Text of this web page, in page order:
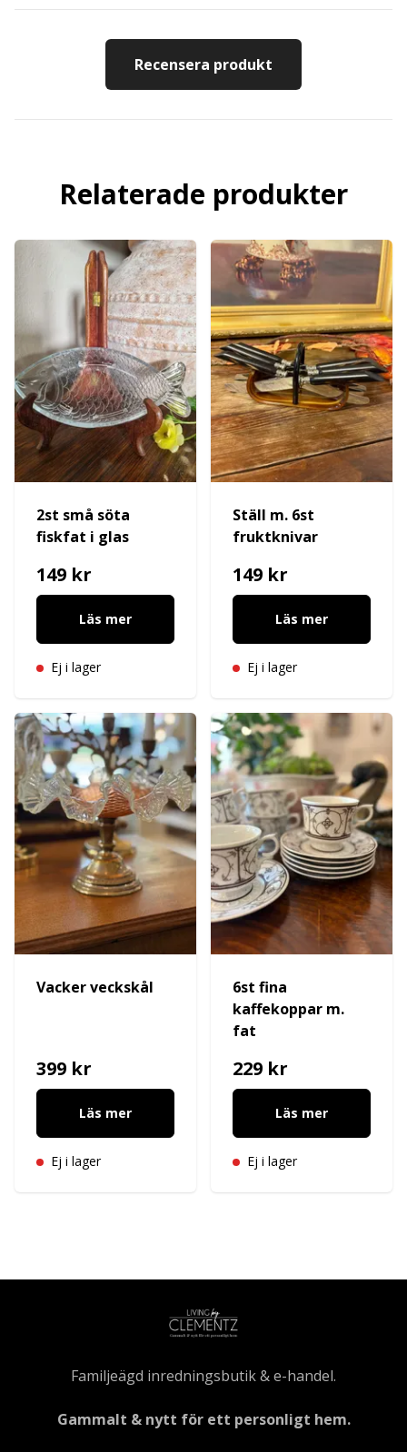
Recensera produkt
Relaterade produkter
2st små söta
fiskfat i glas
149 kr
Läs mer
Ej i lager
Ställ m. 6st
fruktknivar
149 kr
Läs mer
Ej i lager
Vacker veckskål
399 kr
Läs mer
Ej i lager
6st fina
kaffekoppar m.
fat
229 kr
Läs mer
Ej i lager
Familjeägd inredningsbutik & e-handel.
Gammalt & nytt för ett personligt hem.